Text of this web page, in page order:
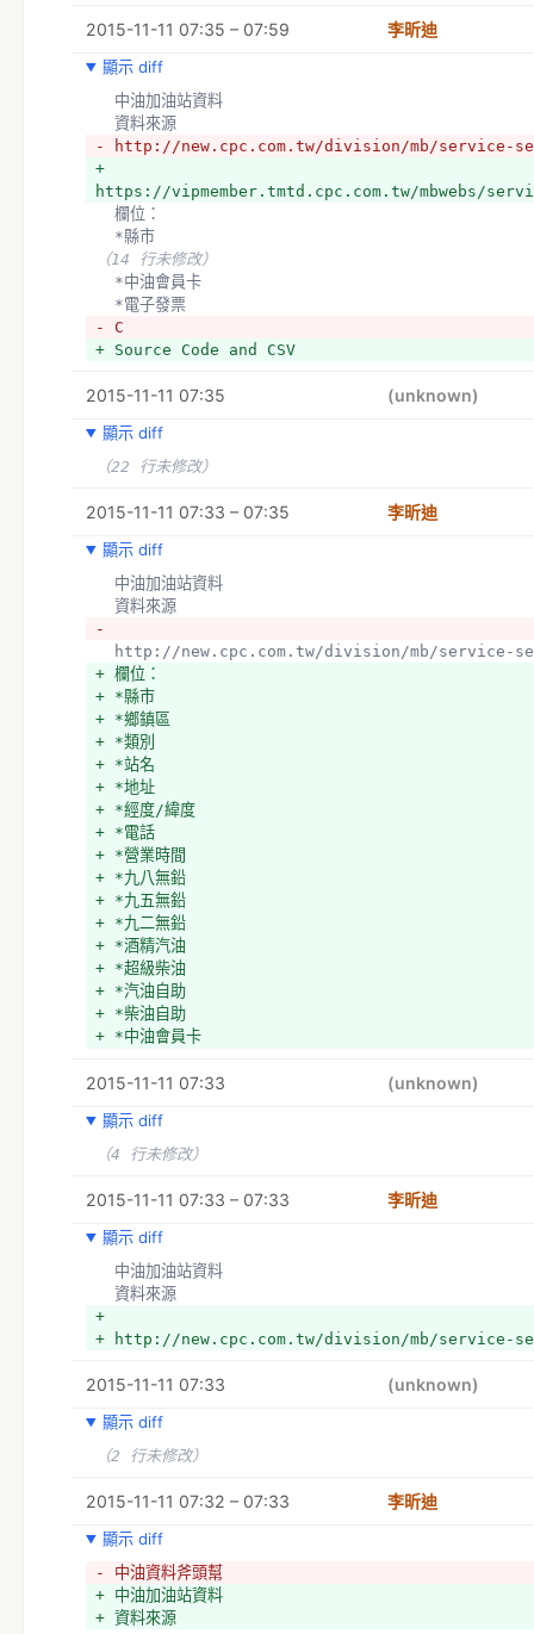
2015-11-11 07:35 – 07:59 李昕迪
顯示 diff
  中油加油站資料
  資料來源
- http://new.cpc.com.tw/division/mb/service-
+
https://vipmember.tmtd.cpc.com.tw/mbwebs/
  欄位：
  *縣市
（14 行未修改）
  *中油會員卡
  *電子發票
- C
+ Source Code and CSV
2015-11-11 07:35 (unknown)
顯示 diff
（22 行未修改）
2015-11-11 07:33 – 07:35 李昕迪
顯示 diff
  中油加油站資料
  資料來源
-
http://new.cpc.com.tw/division/mb/service-
+ 欄位：
+ *縣市
+ *鄉鎮區
+ *類別
+ *站名
+ *地址
+ *經度/緯度
+ *電話
+ *營業時間
+ *九八無鉛
+ *九五無鉛
+ *九二無鉛
+ *酒精汽油
+ *超級柴油
+ *汽油自助
+ *柴油自助
+ *中油會員卡
+ C
2015-11-11 07:33 (unknown)
顯示 diff
（4 行未修改）
2015-11-11 07:33 – 07:33 李昕迪
顯示 diff
  中油加油站資料
  資料來源
+
+ http://new.cpc.com.tw/division/mb/service-
2015-11-11 07:33 (unknown)
顯示 diff
（2 行未修改）
2015-11-11 07:32 – 07:33 李昕迪
顯示 diff
- 中油資料斧頭幫
+ 中油加油站資料
+ 資料來源